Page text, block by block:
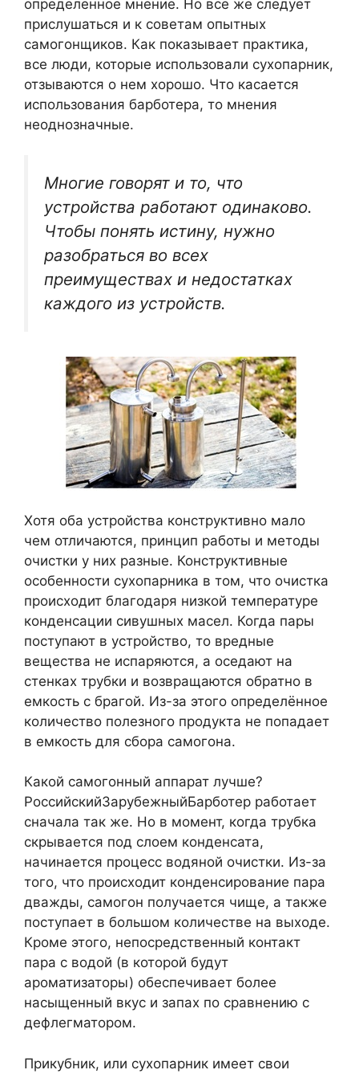
определенное мнение. Но все же следует
прислушаться и к советам опытных
самогонщиков. Как показывает практика,
все люди, которые использовали сухопарник,
отзываются о нем хорошо. Что касается
использования барботера, то мнения
неоднозначные.
Многие говорят и то, что
устройства работают одинаково.
Чтобы понять истину, нужно
разобраться во всех
преимуществах и недостатках
каждого из устройств.
Хотя оба устройства конструктивно мало
чем отличаются, принцип работы и методы
очистки у них разные. Конструктивные
особенности сухопарника в том, что очистка
происходит благодаря низкой температуре
конденсации сивушных масел. Когда пары
поступают в устройство, то вредные
вещества не испаряются, а оседают на
стенках трубки и возвращаются обратно в
емкость с брагой. Из-за этого определённое
количество полезного продукта не попадает
в емкость для сбора самогона.
Какой самогонный аппарат лучше?
РоссийскийЗарубежныйБарботер работает
сначала так же. Но в момент, когда трубка
скрывается под слоем конденсата,
начинается процесс водяной очистки. Из-за
того, что происходит конденсирование пара
дважды, самогон получается чище, а также
поступает в большом количестве на выходе.
Кроме этого, непосредственный контакт
пара с водой (в которой будут
ароматизаторы) обеспечивает более
насыщенный вкус и запах по сравнению с
дефлегматором.
Прикубник, или сухопарник имеет свои